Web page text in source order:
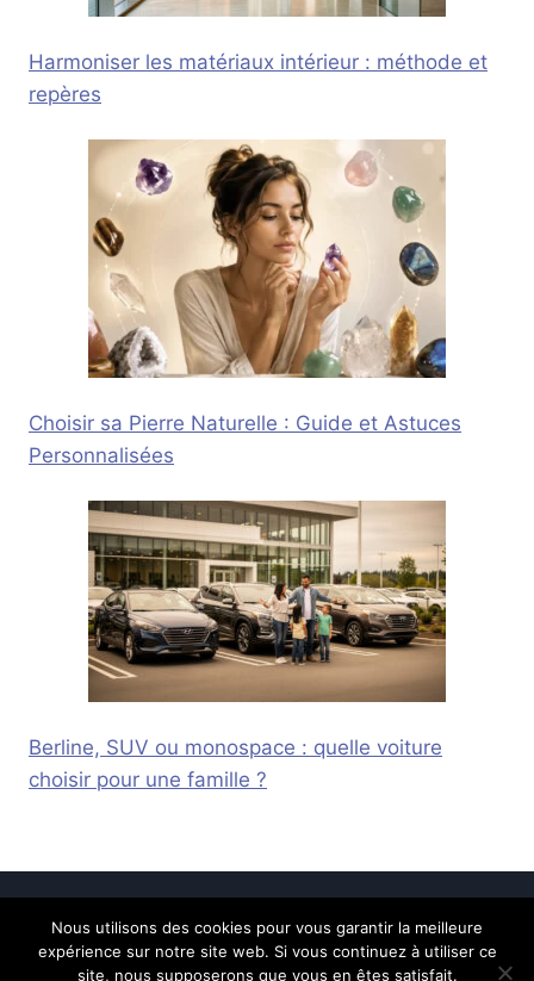
Harmoniser les matériaux intérieur : méthode et
repères
Choisir sa Pierre Naturelle : Guide et Astuces
Personnalisées
Berline, SUV ou monospace : quelle voiture
choisir pour une famille ?
© 2026 Calais Online - Mentions légales-
Contactez-nous
Nous utilisons des cookies pour vous garantir la meilleure
expérience sur notre site web. Si vous continuez à utiliser ce
site, nous supposerons que vous en êtes satisfait.